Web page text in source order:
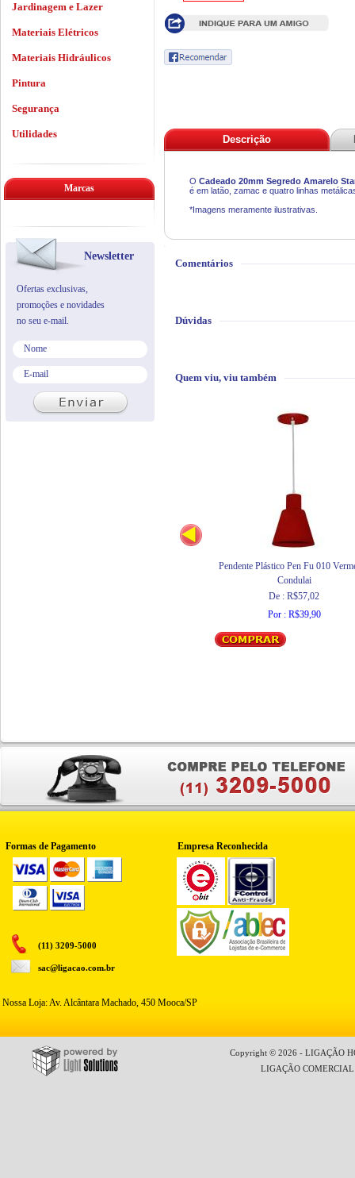
Descrição
O Cadeado 20mm Segredo Amarelo
é em latão, zamac e quatro linhas
*Imagens meramente ilustrativas.
Comentários
Dúvidas
Quem viu, viu também
Pendente Plástico Pen Fu 010
Condulai
De : R$57,02
Por : R$39,90
Jardinagem e Lazer
Materiais Elétricos
Materiais Hidráulicos
Pintura
Segurança
Utilidades
Marcas
Newsletter
Ofertas exclusivas,
promoções e novidades
no seu e-mail.
Formas de Pagamento Empresa Reconhecida
(11) 3209-5000
sac@ligacao.com.br
Nossa Loja: Av. Alcântara Machado, 450 Mooca/SP
Copyright © 2026 - LIGAÇÃO
LIGAÇÃO